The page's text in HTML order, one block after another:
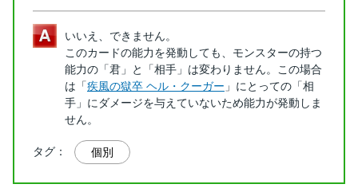
いいえ、できません。
このカードの能力を発動しても、モンスターの持つ
能力の「君」と「相手」は変わりません。この場合
は「疾風の獄卒 ヘル・クーガー 」にとっての「相
手」にダメージを与えていないため能力が発動しま
せん。
タグ： 個別